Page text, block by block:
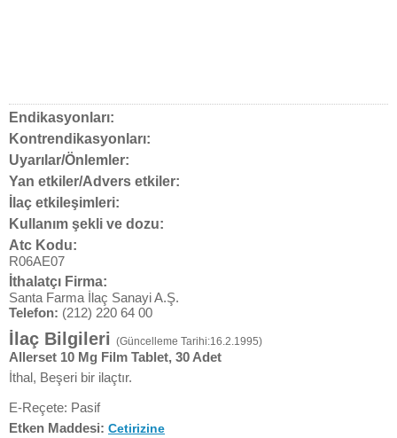
Endikasyonları:
Kontrendikasyonları:
Uyarılar/Önlemler:
Yan etkiler/Advers etkiler:
İlaç etkileşimleri:
Kullanım şekli ve dozu:
Atc Kodu:
R06AE07
İthalatçı Firma:
Santa Farma İlaç Sanayi A.Ş.
Telefon: (212) 220 64 00
İlaç Bilgileri (Güncelleme Tarihi:16.2.1995)
Allerset 10 Mg Film Tablet, 30 Adet
İthal, Beşeri bir ilaçtır.
E-Reçete: Pasif
Etken Maddesi: Cetirizine